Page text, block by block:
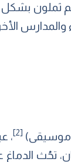
ثملون
[2]
،
تحُث الدماغ